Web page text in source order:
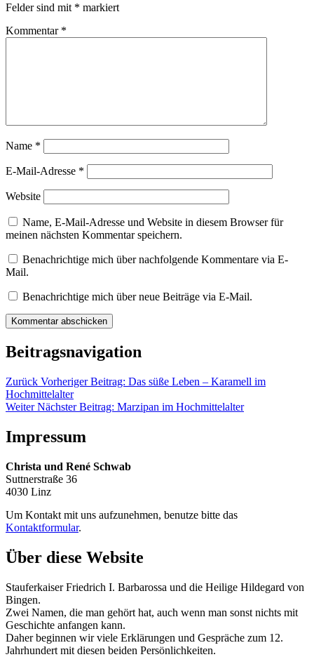
Felder sind mit * markiert
Kommentar *
Name *
E-Mail-Adresse *
Website
Name, E-Mail-Adresse und Website in diesem Browser für
meinen nächsten Kommentar speichern.
Benachrichtige mich über nachfolgende Kommentare via E-
Mail.
Benachrichtige mich über neue Beiträge via E-Mail.
Beitragsnavigation
Zurück Vorheriger Beitrag: Das süße Leben – Karamell im
Hochmittelalter
Weiter Nächster Beitrag: Marzipan im Hochmittelalter
Impressum
Christa und René Schwab
Suttnerstraße 36
4030 Linz
Um Kontakt mit uns aufzunehmen, benutze bitte das
Kontaktformular.
Über diese Website
Stauferkaiser Friedrich I. Barbarossa und die Heilige Hildegard von
Bingen.
Zwei Namen, die man gehört hat, auch wenn man sonst nichts mit
Geschichte anfangen kann.
Daher beginnen wir viele Erklärungen und Gespräche zum 12.
Jahrhundert mit diesen beiden Persönlichkeiten.